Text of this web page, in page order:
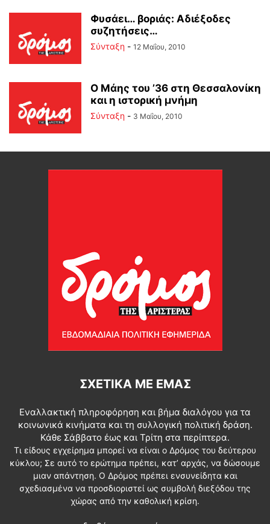
Φυσάει… βοριάς: Αδιέξοδες
συζητήσεις…
Σύνταξη - 12 Μαΐου, 2010
Ο Μάης του ’36 στη Θεσσαλονίκη
και η ιστορική μνήμη
Σύνταξη - 3 Μαΐου, 2010
ΣΧΕΤΙΚΆ ΜΕ ΕΜΆΣ
Εναλλακτική πληροφόρηση και βήμα διαλόγου για τα
κοινωνικά κινήματα και τη συλλογική πολιτική δράση.
Κάθε Σάββατο έως και Τρίτη στα περίπτερα.
Τι είδους εγχείρημα μπορεί να είναι ο Δρόμος του δεύτερου
κύκλου; Σε αυτό το ερώτημα πρέπει, κατ’ αρχάς, να δώσουμε
μιαν απάντηση. Ο Δρόμος πρέπει ενσυνείδητα και
σχεδιασμένα να προσδιοριστεί ως συμβολή διεξόδου της
χώρας από την καθολική κρίση.